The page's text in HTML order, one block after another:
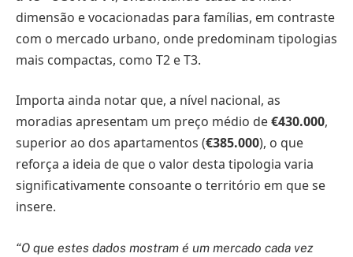
dimensão e vocacionadas para famílias, em contraste
com o mercado urbano, onde predominam tipologias
mais compactas, como T2 e T3.
Importa ainda notar que, a nível nacional, as
moradias apresentam um preço médio de€430.000,
superior ao dos apartamentos (€385.000), o que
reforça a ideia de que o valor desta tipologia varia
significativamente consoante o território em que se
insere.
“O que estes dados mostram é um mercado cada vez